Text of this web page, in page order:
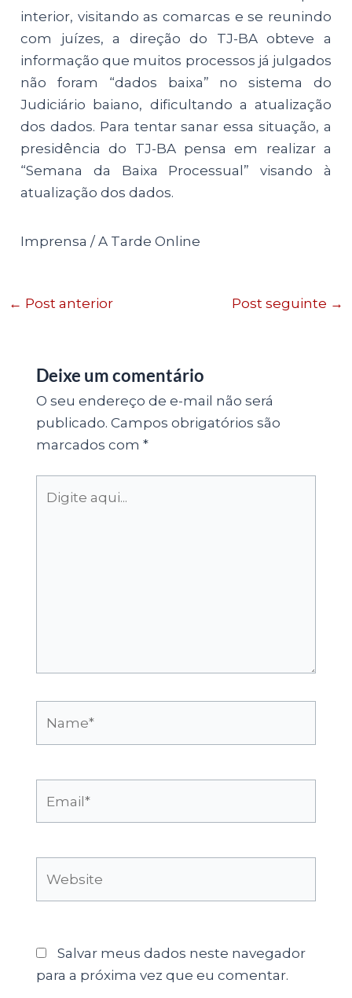
interior, visitando as comarcas e se reunindo
com juízes, a direção do TJ-BA obteve a
informação que muitos processos já julgados
não foram “dados baixa” no sistema do
Judiciário baiano, dificultando a atualização
dos dados. Para tentar sanar essa situação, a
presidência do TJ-BA pensa em realizar a
“Semana da Baixa Processual” visando à
atualização dos dados.
Imprensa / A Tarde Online
← Post anterior Post seguinte →
Deixe um comentário
O seu endereço de e-mail não será
publicado. Campos obrigatórios são
marcados com *
aqui...
Salvar meus dados neste navegador
para a próxima vez que eu comentar.